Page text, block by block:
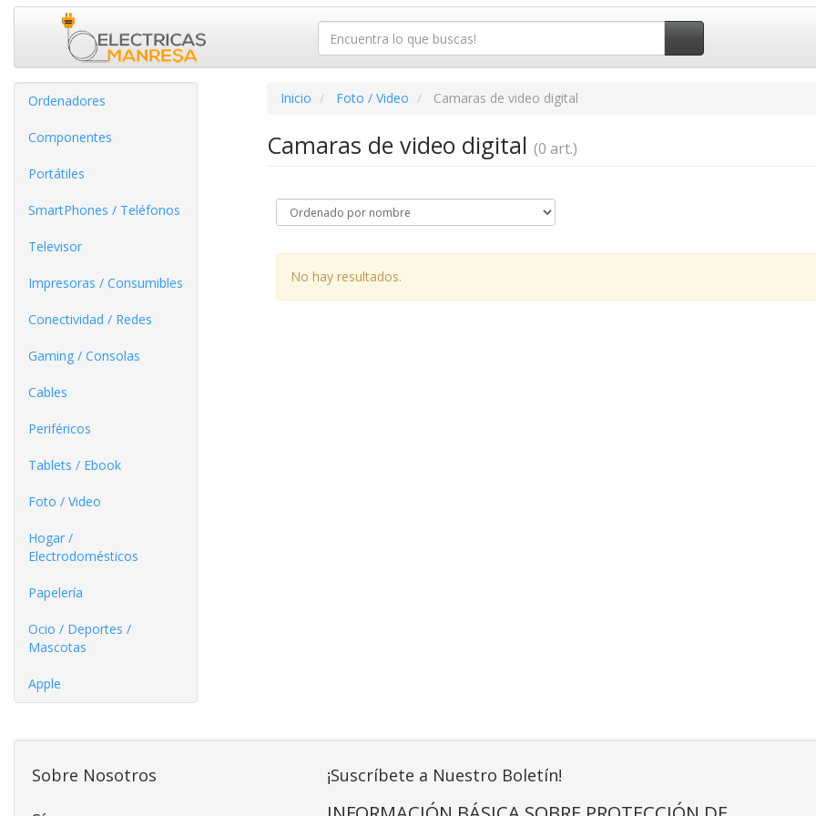
Ordenadores
Componentes
Portátiles
SmartPhones / Teléfonos
Televisor
Impresoras / Consumibles
Conectividad / Redes
Gaming / Consolas
Cables
Periféricos
Tablets / Ebook
Foto / Video
Hogar /
Electrodomésticos
Papelería
Ocio / Deportes /
Mascotas
Apple
Inicio Foto / Video Camaras de video digital
Camaras de video digital (0 art.)
No hay resultados.
Sobre Nosotros ¡Suscríbete a Nuestro Boletín!